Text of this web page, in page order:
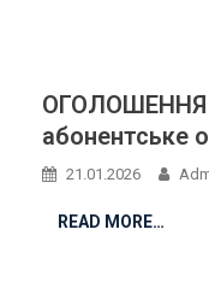
ОГОЛОШЕННЯ
абонентське
21.01.2026
READ MORE…